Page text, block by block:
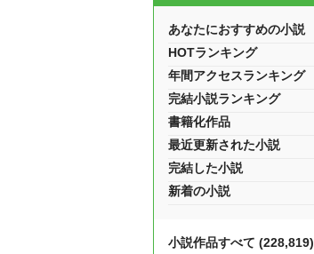
あなたにおすすめの小説
HOTランキング
年間アクセスランキング
完結小説ランキング
書籍化作品
最近更新された小説
完結した小説
新着の小説
小説作品すべて (228,819)